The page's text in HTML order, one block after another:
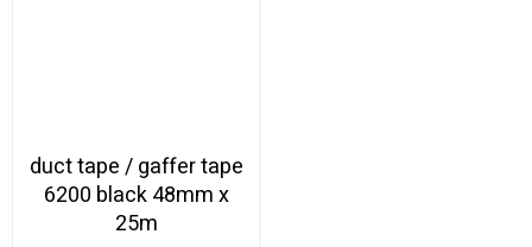
duct tape / gaffer tape
6200 black 48mm x
25m